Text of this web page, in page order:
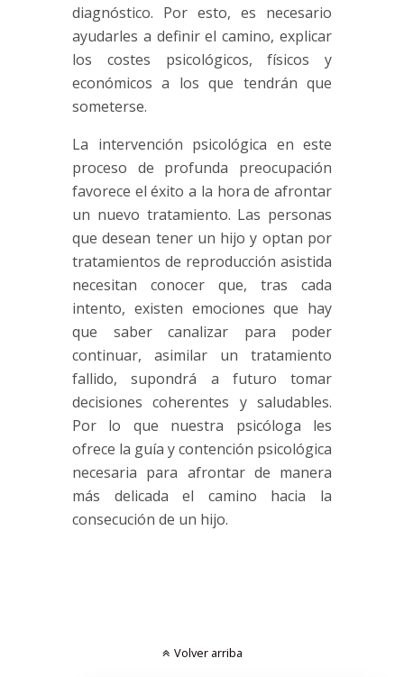
diagnóstico. Por esto, es necesario
ayudarles a definir el camino, explicar
los costes psicológicos, físicos y
económicos a los que tendrán que
someterse.
La intervención psicológica en este
proceso de profunda preocupación
favorece el éxito a la hora de afrontar
un nuevo tratamiento. Las personas
que desean tener un hijo y optan por
tratamientos de reproducción asistida
necesitan conocer que, tras cada
intento, existen emociones que hay
que saber canalizar para poder
continuar, asimilar un tratamiento
fallido, supondrá a futuro tomar
decisiones coherentes y saludables.
Por lo que nuestra psicóloga les
ofrece la guía y contención psicológica
necesaria para afrontar de manera
más delicada el camino hacia la
consecución de un hijo.
Volver arriba